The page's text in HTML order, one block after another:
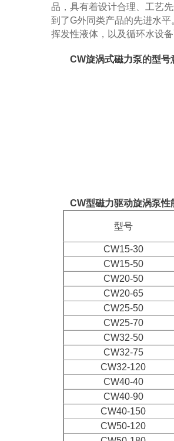
品，具有着设计合理、工艺
到了G外同类产品的先进水
挥发性液体，以及循环水设
CW旋涡式磁力泵的型号
CW型磁力驱动旋涡泵性
型号
CW15-30
CW15-50
CW20-50
CW20-65
CW25-50
CW25-70
CW32-50
CW32-75
CW32-120
CW40-40
CW40-90
CW40-150
CW50-120